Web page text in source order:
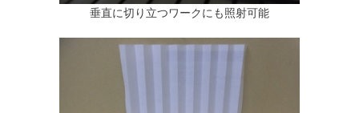
垂直に切り立つワークにも照射可能